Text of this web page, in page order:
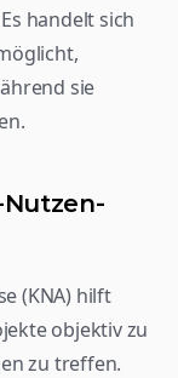
handelt sich
sie
(KNA) hilft
objektiv zu
zu treffen.